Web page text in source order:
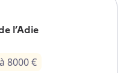
l’Adie
8000€